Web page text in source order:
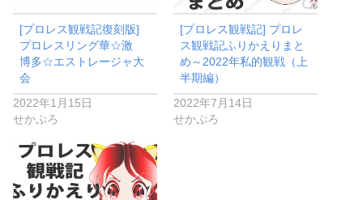
[プロレス観戦記復刻版]
プロレスリング華☆激
博多☆エストレージャ大
会
2022年1月15日
せかぷろ
[プロレス観戦記] プロレ
ス観戦記ふりかえりまと
め～2022年私的観戦（上
半期編）
2022年7月14日
せかぷろ